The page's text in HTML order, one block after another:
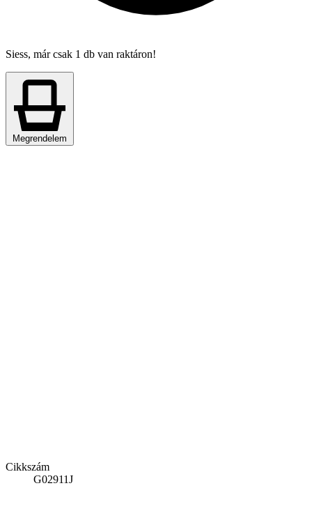
Siess, már csak 1 db van raktáron!
Megrendelem
Cikkszám
G02911J